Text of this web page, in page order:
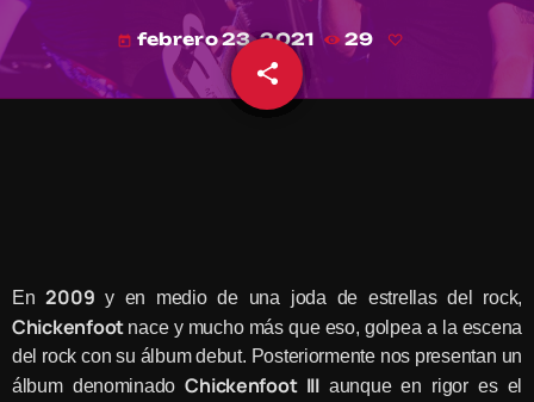
today febrero 23, 2021 29
share
email
En2009 y en medio de una joda de estrellas del rock,
Chickenfoot nace y mucho más que eso, golpea a la escena
del rock con su álbum debut. Posteriormente nos presentan un
álbum denominadoChickenfoot III aunque en rigor es el